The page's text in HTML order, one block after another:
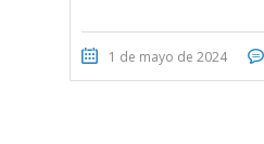
1 de mayo de 2024